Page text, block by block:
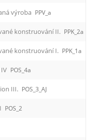
výroba PPV_a
konstruování II. PPK_2a
konstruování I. PPK_1a
POS_4a
III. POS_3_AJ
POS_2